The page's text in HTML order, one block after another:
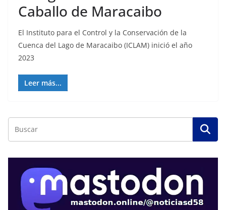
Caballo de Maracaibo
El Instituto para el Control y la Conservación de la
Cuenca del Lago de Maracaibo (ICLAM) inició el año
2023
Leer más...